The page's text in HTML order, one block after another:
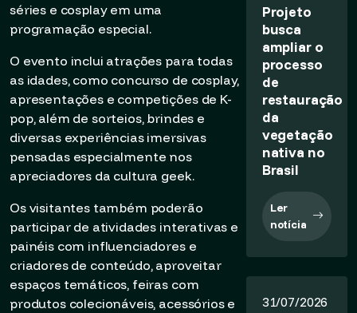
séries e cosplay em uma
programação especial.
O evento inclui atrações para todas
as idades, como concurso de cosplay,
apresentações e competições de K-
pop, além de sorteios, brindes e
diversas experiências imersivas
pensadas especialmente nos
apreciadores da cultura geek.
Os visitantes também poderão
participar de atividades interativas e
painéis com influenciadores e
criadores de conteúdo, aproveitar
espaços temáticos, feiras com
produtos colecionáveis, acessórios e
Projeto
busca
ampliar o
processo
de
restauração
da
vegetação
nativa no
Brasil
Ler
notícia
31/07/2026